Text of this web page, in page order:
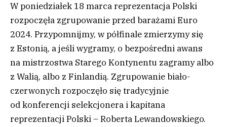
W poniedziałek 18 marca reprezentacja Polski
rozpoczęła zgrupowanie przed barażami Euro
2024. Przypomnijmy, w półfinale zmierzymy się
z Estonią, a jeśli wygramy, o bezpośredni awans
na mistrzostwa Starego Kontynentu zagramy albo
z Walią, albo z Finlandią. Zgrupowanie biało-
czerwonych rozpoczęło się tradycyjnie
od konferencji selekcjonera i kapitana
reprezentacji Polski – Roberta Lewandowskiego.